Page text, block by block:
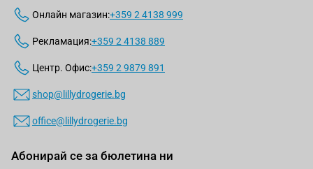
Онлайн магазин:+359 2 4138 999
Рекламация:+359 2 4138 889
Центр. Офис:+359 2 9879 891
shop@lillydrogerie.bg
office@lillydrogerie.bg
Абонирай се за бюлетина ни